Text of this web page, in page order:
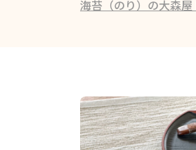
海苔（のり）の大森屋